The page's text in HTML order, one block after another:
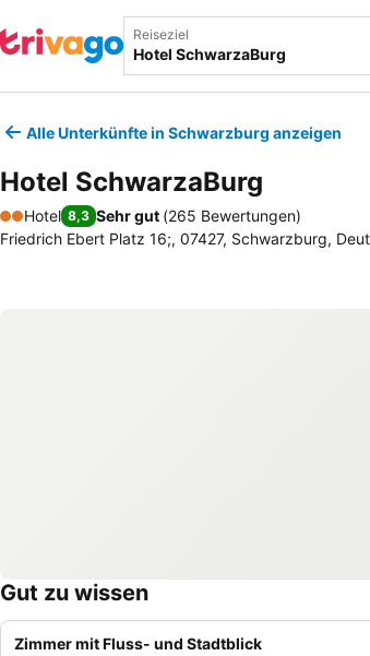
Reiseziel
Alle Unterkünfte in Schwarzburg anzeigen
Hotel SchwarzaBurg
2 Sterne
Hotel 8,3 Sehr gut (265 Bewertungen)
Friedrich Ebert Platz 16;, 07427, Schwarzburg,
Gut zu wissen
Zimmer mit Fluss- und Stadtblick